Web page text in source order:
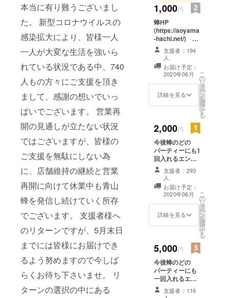
本当に有り難うございまし
た。 新型コロナウイルスの
感染拡大により、皆様一人
一人が大変な生活を強いら
れている状況である中、740
人もの方々にご支援を頂き
まして、感謝の想いでいっ
ぱいでございます。 営業再
開の見通しが立たない状況
ではございますが、皆様の
ご支援を無駄にしない為
に、店舗維持の継続と営業
再開に向けて休業中も青山
蜂を発信し続けていく所存
でございます。 支援者様へ
のリターンですが、5月末日
までには皆様にお届けでき
るよう努めますので今しば
らくお待ち下さいませ。 リ
ターンの選択の中にある
1,000円
蜂HP
(https://aoyama
-hachi.net/) に
支援者様の名前
を掲載 ※支援
時、必ず備考欄
にご希望のお名
前をご記入くだ
支援者：194
人
お届け予定：
2020年06月
詳細を見る
こ
の
リ
タ
ー
ン
を
選
択
す
る
2,000円
今後蜂のどの
パーティーにも1
回入れるエント
ランスチケット
&1ドリンクチ
ケット ※貸切
パーティーは入
れません。 ＊チ
は営業再開後、
郵送となります
年間有効となり
ます
支援者：293
人
お届け予定：
2020年06月
詳細を見る
こ
の
リ
タ
ー
ン
を
選
択
す
る
5,000円
今後蜂のどの
パーティーにも
一回入れるエン
トランスチケッ
ト & ドリンクチ
支援者：116